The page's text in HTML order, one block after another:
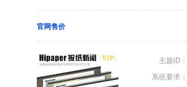
官网售价
主题ID：
系统要求：